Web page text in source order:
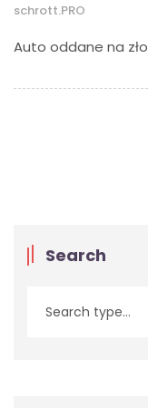
schrott.PRO
Auto oddane na
Search